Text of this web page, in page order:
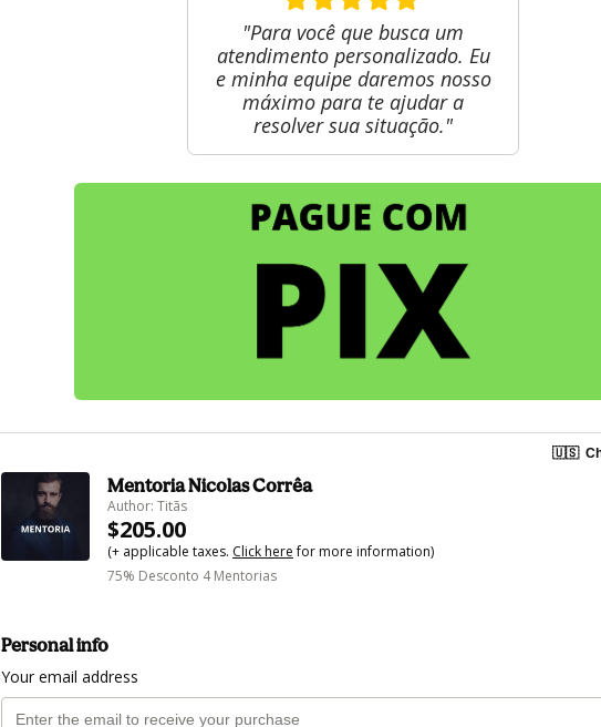
"Para você que busca um
atendimento personalizado. Eu
e minha equipe daremos nosso
máximo para te ajudar a
resolver sua situação."
🇺🇸
Mentoria Nicolas Corrêa
Author: Titãs
$205.00
(+ applicable taxes. Click herefor more information)
75% Desconto 4 Mentorias
Personal info
Your email address